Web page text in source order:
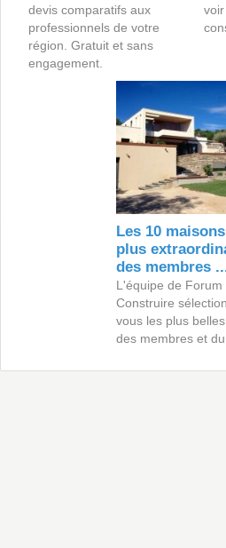
devis comparatifs aux
professionnels de votre
région. Gratuit et sans
engagement.
Les 10
plus
des membres
L'équipe de Forum
Construire
vous les plus
des membres et du